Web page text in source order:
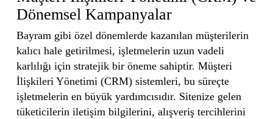
Dönemsel Kampanyalar
Bayram gibi özel dönemlerde kazanılan müşterilerin
kalıcı hale getirilmesi, işletmelerin uzun vadeli
karlılığı için stratejik bir öneme sahiptir. Müşteri
İlişkileri Yönetimi (CRM) sistemleri, bu süreçte
işletmelerin en büyük yardımcısıdır. Sitenize gelen
tüketicilerin iletişim bilgilerini, alışveriş tercihlerini